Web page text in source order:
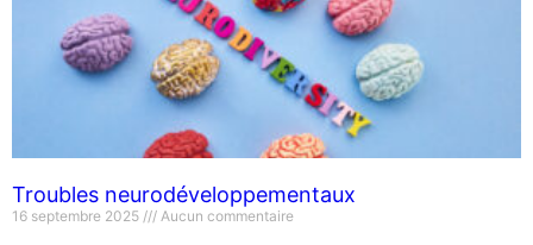
Troubles neurodéveloppementaux
16 septembre 2025 Aucun commentaire